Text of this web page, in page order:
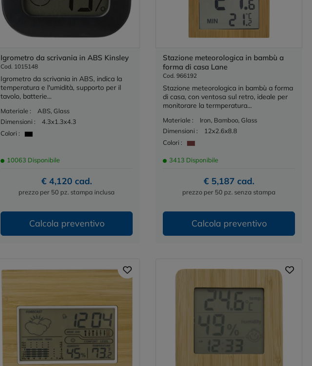
Igrometro da scrivania in ABS Kinsley
Cod. 1015148
Igrometro da scrivania in ABS, indica la
temperatura e l'umidità, supporto per il
tavolo, batterie...
Materiale :
ABS, Glass
Dimensioni :
4.3x1.3x4.3
Colori :
10063 Disponibile
€ 4,120 cad.
prezzo per 50 pz. stampa inclusa
Calcola preventivo
Stazione meteorologica in bambù a
forma di casa Lane
Cod. 966192
Stazione meteorologica in bambù a forma
di casa, con ventosa sul retro, ideale per
monitorare la termperatura...
Materiale :
Iron, Bamboo, Glass
Dimensioni :
12x2.6x8.8
Colori :
3413 Disponibile
€ 5,187 cad.
prezzo per 50 pz. senza stampa
Calcola preventivo